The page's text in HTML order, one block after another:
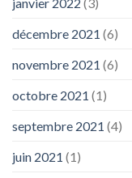
décembre 2021 (6)
novembre 2021 (6)
octobre 2021 (1)
septembre 2021 (4)
juin 2021 (1)